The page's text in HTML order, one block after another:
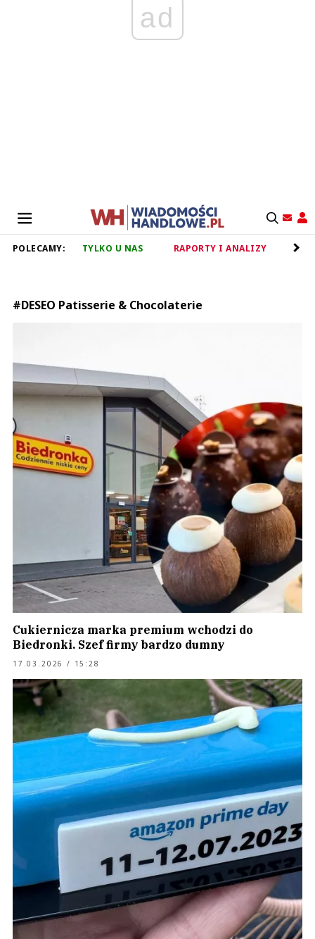
ad
POLECAMY: TYLKO U NAS RAPORTY I ANALIZY
#DESEO Patisserie & Chocolaterie
Cukiernicza marka premium wchodzi do
Biedronki. Szef firmy bardzo dumny
17.03.2026 / 15:28